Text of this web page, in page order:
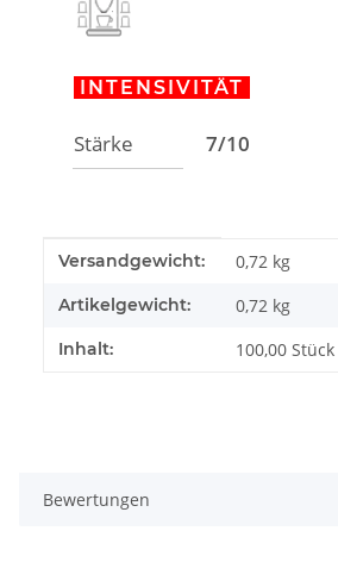
INTENSIVITÄT
Stärke 7/10
Produkteigenschaft
Wert
Versandgewicht: 0,72 kg
Artikelgewicht: 0,72 kg
Inhalt: 100,00 Stück
Bewertungen